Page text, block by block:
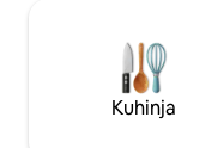
Kuhinja